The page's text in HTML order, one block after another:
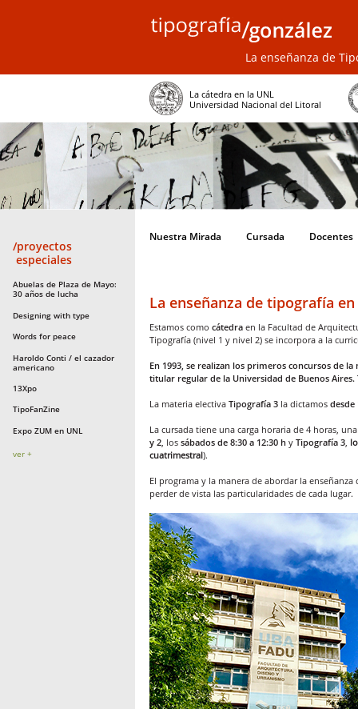
La enseñanza de
La cátedra en la UNL
Universidad Nacional del Litoral
/proyectos
especiales
Abuelas de Plaza de Mayo:
30 años de lucha
Designing with type
Words for peace
Haroldo Conti / el cazador
americano
13Xpo
TipoFanZine
Expo ZUM en UNL
ver +
Nuestra Mirada Cursada Docentes
La enseñanza de tipografía
Estamos como cátedra en la Facultad de
Tipografía (nivel 1 y nivel 2) se incorpora a la
En 1993, se realizan los primeros concursos de
titular regular de la Universidad de Buenos
La materia electiva Tipografía 3 la dictamos desde
La cursada tiene una carga horaria de 4 horas,
y 2, los sábados de 8:30 a 12:30 h y Tipografía 3,
cuatrimestral).
El programa y la manera de abordar la
perder de vista las particularidades de cada lugar.